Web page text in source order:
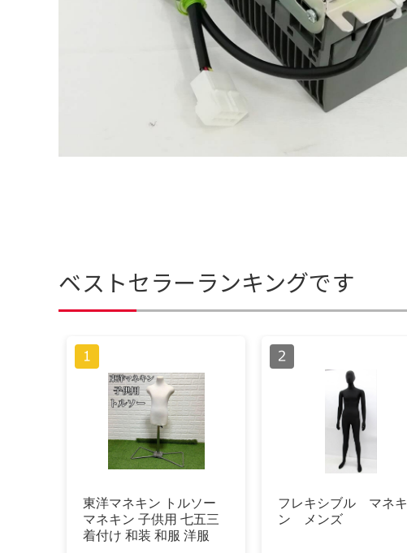
ベストセラーランキングです
東洋マネキン トルソー
マネキン 子供用 七五三
着付け 和装 和服 洋服
フレキシブル マネキ
ン メンズ